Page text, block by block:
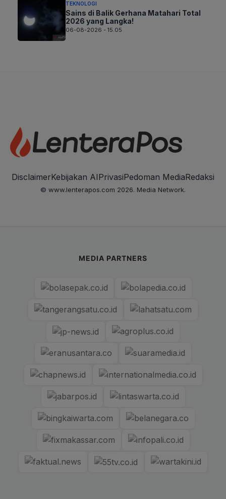
TEKNOLOGI
Sains di Balik Gerhana Matahari Total
2026 yang Langka!
06-08-2026 - 15.05
DisclaimerKebijakan AIPrivasiPedoman MediaRedaksi
© www.lenterapos.com 2026. Media Network.
MEDIA PARTNERS